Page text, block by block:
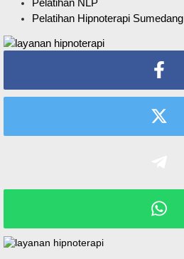
Pelatihan Hipnoterapi Sumedang